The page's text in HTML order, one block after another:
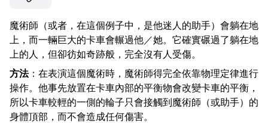
魔術師（或者，在這個例子中，是他迷人的助手）會躺在地
上，而一輛巨大的卡車會輾過他／她。它確實碾過了躺在地
上的人，但卻彷如奇跡般，完全沒有人受傷。
方法：在表演這個魔術時，魔術師得完全依靠物理定律進行
操作。他事先放置在卡車內部的平衡物會改變卡車的平衡，
所以卡車較輕的一側的輪子只會接觸到魔術師（或助手）的
身體頂部，而不會造成任何傷害。